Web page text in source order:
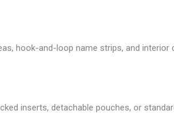
hook-and-loop name strips, and
inserts, detachable pouches, or